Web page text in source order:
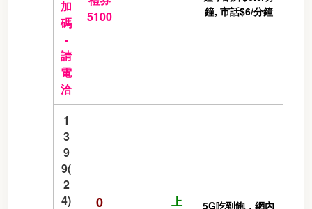
加
碼
-
請
電
洽
5100
鐘, 市話$6/分鐘
1
3
9
9(
2
4)
0
上
5G吃到飽，網內